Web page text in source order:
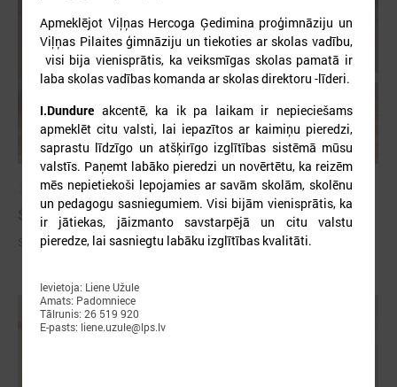
2026. gada 09. jūlijs
Sumināti Latvijas labākie tirgotāji
Sumināti Latvijas labākie tirgotāji
Apmeklējot Viļņas Hercoga Ģedimina proģimnāziju un
Viļņas Pilaites ģimnāziju un tiekoties ar skolas vadību,
visi bija vienisprātis, ka veiksmīgas skolas pamatā ir
laba skolas vadības komanda ar skolas direktoru -līderi.
I.Dundure akcentē, ka ik pa laikam ir nepieciešams
apmeklēt citu valsti, lai iepazītos ar kaimiņu pieredzi,
saprastu līdzīgo un atšķirīgo izglītības sistēmā mūsu
valstīs. Paņemt labāko pieredzi un novērtētu, ka reizēm
mēs nepietiekoši lepojamies ar savām skolām, skolēnu
un pedagogu sasniegumiem. Visi bijām vienisprātis, ka
ir jātiekas, jāizmanto savstarpējā un citu valstu
pieredze, lai sasniegtu labāku izglītības kvalitāti.
Ievietoja: Liene Užule
Amats: Padomniece
Tālrunis: 26 519 920
E-pasts: liene.uzule@lps.lv